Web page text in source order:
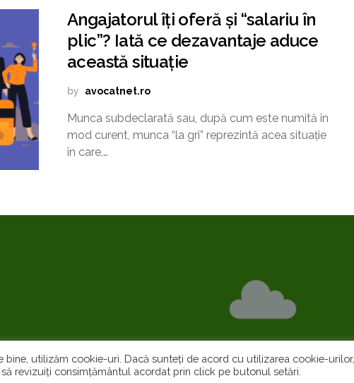
Angajatorul îți oferă și “salariu în
plic”? Iată ce dezavantaje aduce
această situație
by avocatnet.ro
Munca subdeclarată sau, după cum este numită în
mod curent, munca “la gri” reprezintă acea situație
în care,…
utilizăm cookie-uri. Dacă sunteți de acord cu utilizarea cookie-urilor,
revizuiți consimțământul acordat prin click pe butonul setări.